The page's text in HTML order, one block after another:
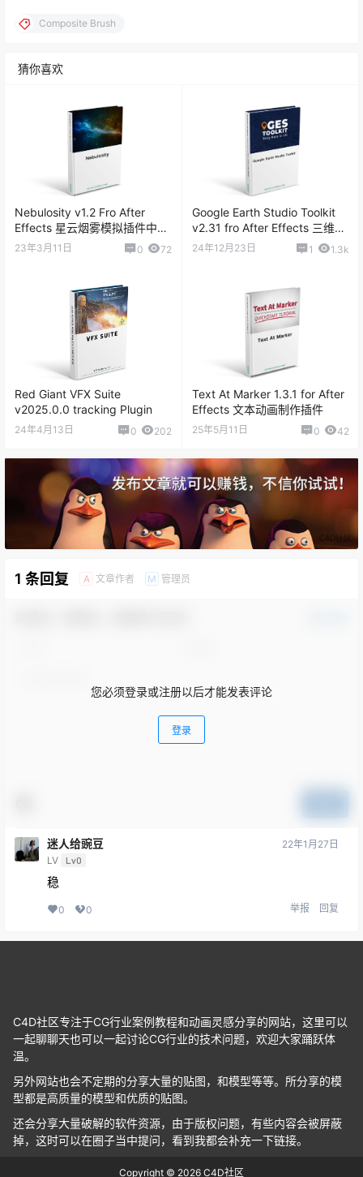
Composite Brush
猜你喜欢
Nebulosity v1.2 Fro After
Effects 星云烟雾模拟插件中文
版
23年3月11日 0 72
Google Earth Studio Toolkit
v2.31 fro After Effects 三维地
图坐标定点连线动画脚本
24年12月23日 1 1.3k
Red Giant VFX Suite
v2025.0.0 tracking Plugin
24年4月13日 0 202
Text At Marker 1.3.1 for After
Effects 文本动画制作插件
25年5月11日 0 42
1 条回复 A 文章作者 M 管理员
您必须登录或注册以后才能发表评论
登录
迷人给豌豆
LV Lv0
22年1月27日
稳
0 0 举报 回复
C4D社区专注于CG行业案例教程和动画灵感分享的网站，这里可以
一起聊聊天也可以一起讨论CG行业的技术问题，欢迎大家踊跃体
温。
另外网站也会不定期的分享大量的贴图，和模型等等。所分享的模
型都是高质量的模型和优质的贴图。
还会分享大量破解的软件资源，由于版权问题，有些内容会被屏蔽
掉，这时可以在圈子当中提问，看到我都会补充一下链接。
Copyright © 2026 C4D社区